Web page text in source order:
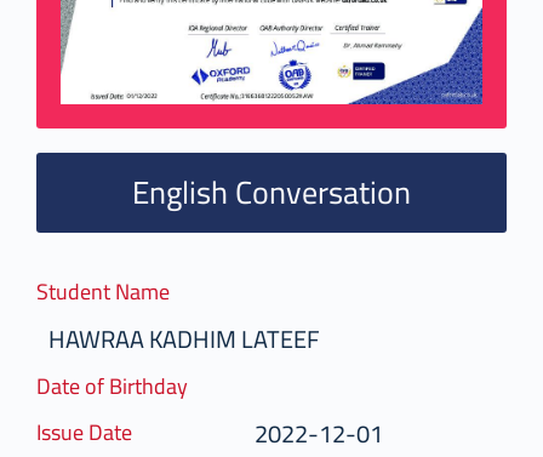
English Conversation
Student Name
HAWRAA KADHIM LATEEF
Date of Birthday
Issue Date
2022-12-01